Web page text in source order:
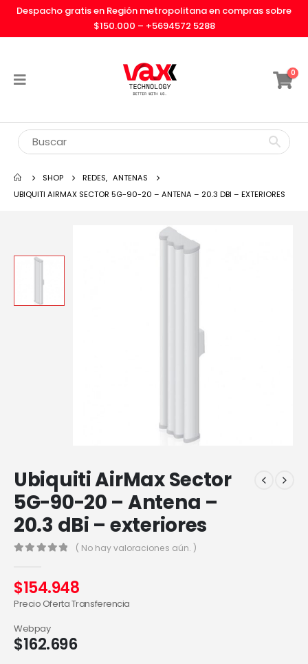
Despacho gratis en Región metropolitana en compras sobre
$150.000 – +5694572 5288
0
SHOP REDES, ANTENAS
UBIQUITI AIRMAX SECTOR 5G-90-20 – ANTENA – 20.3 DBI – EXTERIORES
Ubiquiti AirMax Sector
5G-90-20 – Antena –
20.3 dBi – exteriores
( No hay valoraciones aún. )
$154.948
Precio Oferta Transferencia
$162.696
Webpay